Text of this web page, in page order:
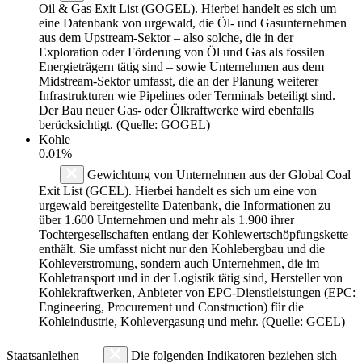
Oil & Gas Exit List (GOGEL). Hierbei handelt es sich um
eine Datenbank von urgewald, die Öl- und Gasunternehmen
aus dem Upstream-Sektor – also solche, die in der
Exploration oder Förderung von Öl und Gas als fossilen
Energieträgern tätig sind – sowie Unternehmen aus dem
Midstream-Sektor umfasst, die an der Planung weiterer
Infrastrukturen wie Pipelines oder Terminals beteiligt sind.
Der Bau neuer Gas- oder Ölkraftwerke wird ebenfalls
berücksichtigt. (Quelle: GOGEL)
Kohle
0.01%
Gewichtung von Unternehmen aus der Global Coal
Exit List (GCEL). Hierbei handelt es sich um eine von
urgewald bereitgestellte Datenbank, die Informationen zu
über 1.600 Unternehmen und mehr als 1.900 ihrer
Tochtergesellschaften entlang der Kohlewertschöpfungskette
enthält. Sie umfasst nicht nur den Kohlebergbau und die
Kohleverstromung, sondern auch Unternehmen, die im
Kohletransport und in der Logistik tätig sind, Hersteller von
Kohlekraftwerken, Anbieter von EPC-Dienstleistungen (EPC:
Engineering, Procurement und Construction) für die
Kohleindustrie, Kohlevergasung und mehr. (Quelle: GCEL)
Staatsanleihen
Die folgenden Indikatoren beziehen sich